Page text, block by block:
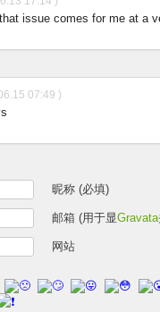
issue comes for me at a
07:49 )
昵称 (必填)
邮箱 (用于显Gravata
网站